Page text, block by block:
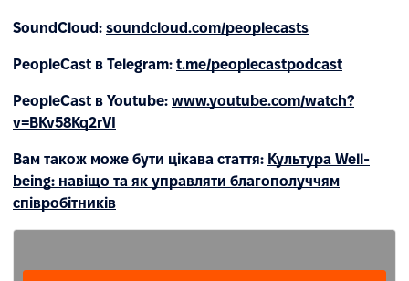
SoundCloud: soundcloud.com/peoplecasts
PeopleCast в Telegram: t.me/peoplecastpodcast
PeopleCast в Youtube: www.youtube.com/watch?
v=BKv58Kq2rVI
Вам також може бути цікава стаття: Культура Well-
being: навіщо та як управляти благополуччям
співробітників